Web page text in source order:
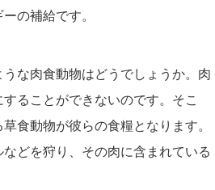
の補給です。
な肉食動物はどうでしょうか。肉
ることができないのです。そこ
食動物が彼らの食糧となります。
どを狩り、その肉に含まれている